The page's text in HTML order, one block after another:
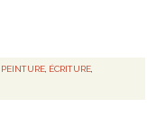
PEINTURE ÉCRITURE